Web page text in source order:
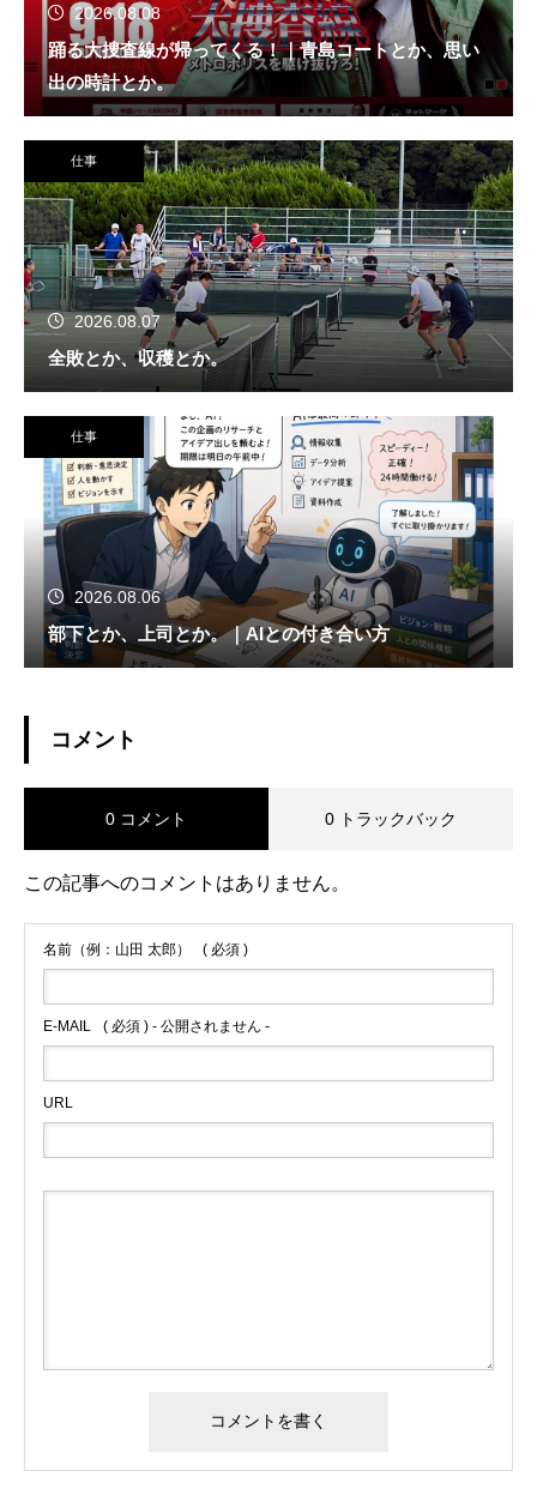
2026.08.08
踊る大捜査線が帰ってくる！｜青島コートとか、思い
出の時計とか。
仕事
2026.08.07
全敗とか、収穫とか。
仕事
2026.08.06
部下とか、上司とか。｜AIとの付き合い方
コメント
0 コメント 0 トラックバック
この記事へのコメントはありません。
名前（例：山田 太郎） ( 必須 )
E-MAIL ( 必須 ) - 公開されません -
URL